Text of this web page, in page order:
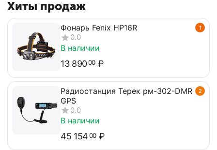
Хиты продаж
1
Фонарь Fenix HP16R
0.0
В наличии
13 89000 ₽
2
Радиостанция Терек рм-302-DMR
GPS
0.0
В наличии
45 15400 ₽